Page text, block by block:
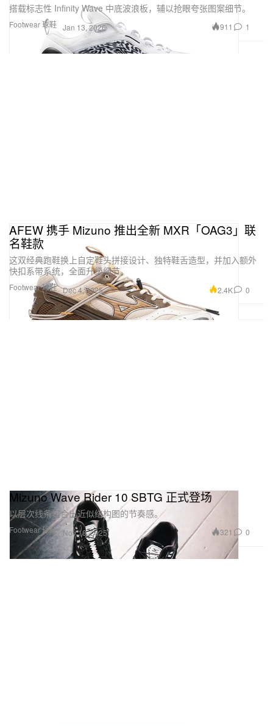
Footwear 球鞋
搭载标志性 Infinity Wave 中底波浪板，辅以抢眼夸张图案细节。
Jan 13, 2026 911 1
Footwear 球鞋
AFEW 携手 Mizuno 推出全新 MXR「OAG3」联
名鞋款
这双经典跑鞋换上自定鞋头拼接设计、独特鞋舌造型，并加入额外
快扣系带系统，全面升级细节。
Dec 4, 2025 2.4K 0
Footwear 球鞋
Mizuno Wave Rider 10 SBTG 正式登场
以层次线条组合出近似结构图的节奏感。
Nov 18, 2025 321 0